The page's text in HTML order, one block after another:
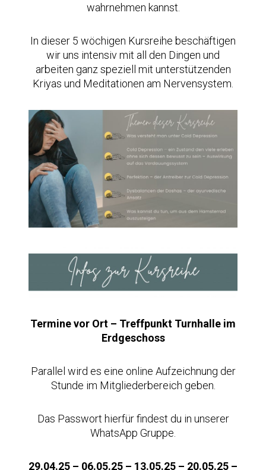
wahrnehmen kannst.
In dieser 5 wöchigen Kursreihe beschäftigen
wir uns intensiv mit all den Dingen und
arbeiten ganz speziell mit unterstützenden
Kriyas und Meditationen am Nervensystem.
Termine vor Ort – Treffpunkt Turnhalle im
Erdgeschoss
Parallel wird es eine online Aufzeichnung der
Stunde im Mitgliederbereich geben.
Das Passwort hierfür findest du in unserer
WhatsApp Gruppe.
29.04.25 – 06.05.25 – 13.05.25 – 20.05.25 –